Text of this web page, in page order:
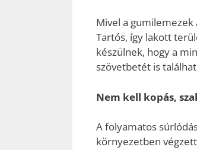
Mivel a gumilemezek
Tartós, így lakott
készülnek, hogy a
szövetbetét is
Nem kell kopás,
A folyamatos
környezetben